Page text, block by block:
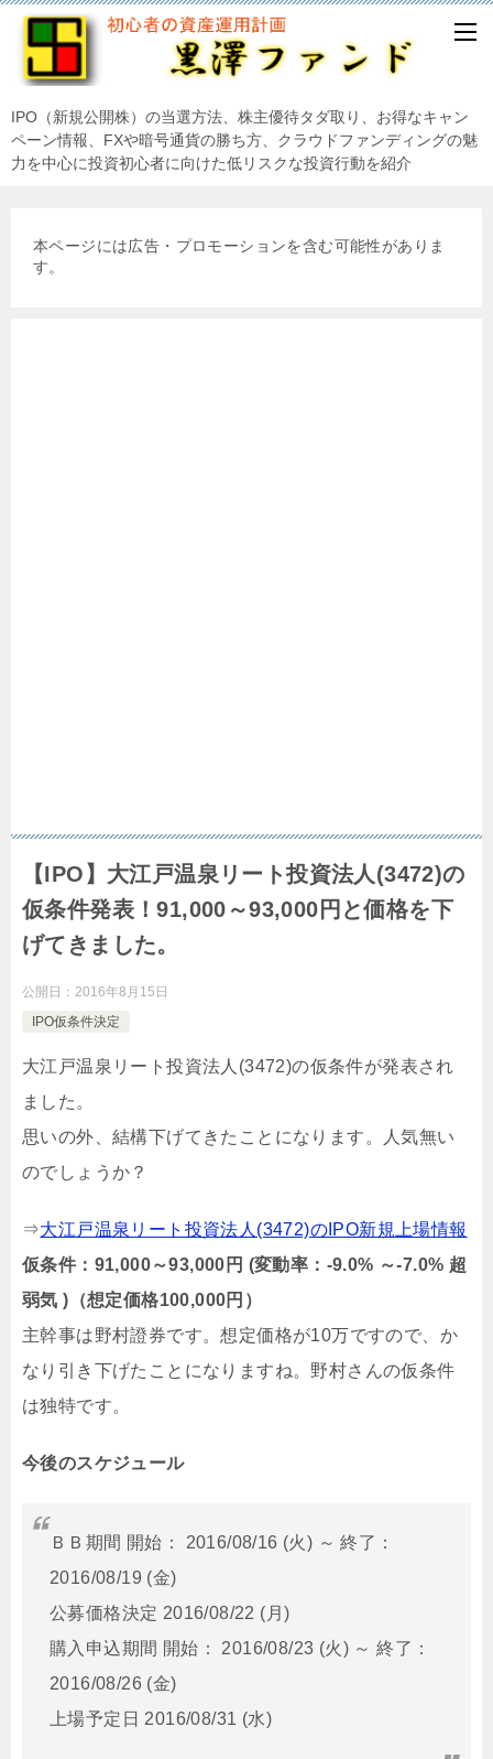
IPO（新規公開株）の当選方法、株主優待タダ取り、お得なキャン
ペーン情報、FXや暗号通貨の勝ち方、クラウドファンディングの魅
力を中心に投資初心者に向けた低リスクな投資行動を紹介
本ページには広告・プロモーションを含む可能性がありま
す。
【IPO】大江戸温泉リート投資法人(3472)の
仮条件発表！91,000～93,000円と価格を下
げてきました。
公開日： 2016年8月15日
IPO仮条件決定
大江戸温泉リート投資法人(3472)の仮条件が発表され
ました。
思いの外、結構下げてきたことになります。人気無い
のでしょうか？
⇒大江戸温泉リート投資法人(3472)のIPO新規上場情報
仮条件：91,000～93,000円 (変動率：-9.0% ～-7.0% 超
弱気 )（想定価格100,000円）
主幹事は野村證券です。想定価格が10万ですので、か
なり引き下げたことになりますね。野村さんの仮条件
は独特です。
今後のスケジュール
ＢＢ期間 開始： 2016/08/16 (火) ～ 終了：
2016/08/19 (金)
公募価格決定 2016/08/22 (月)
購入申込期間 開始： 2016/08/23 (火) ～ 終了：
2016/08/26 (金)
上場予定日 2016/08/31 (水)